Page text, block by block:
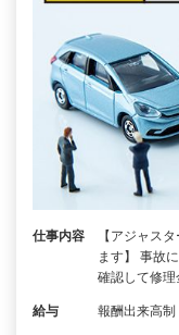
仕事内容
【アジャス
ます】 事故
確認して修
給与 報酬出来高